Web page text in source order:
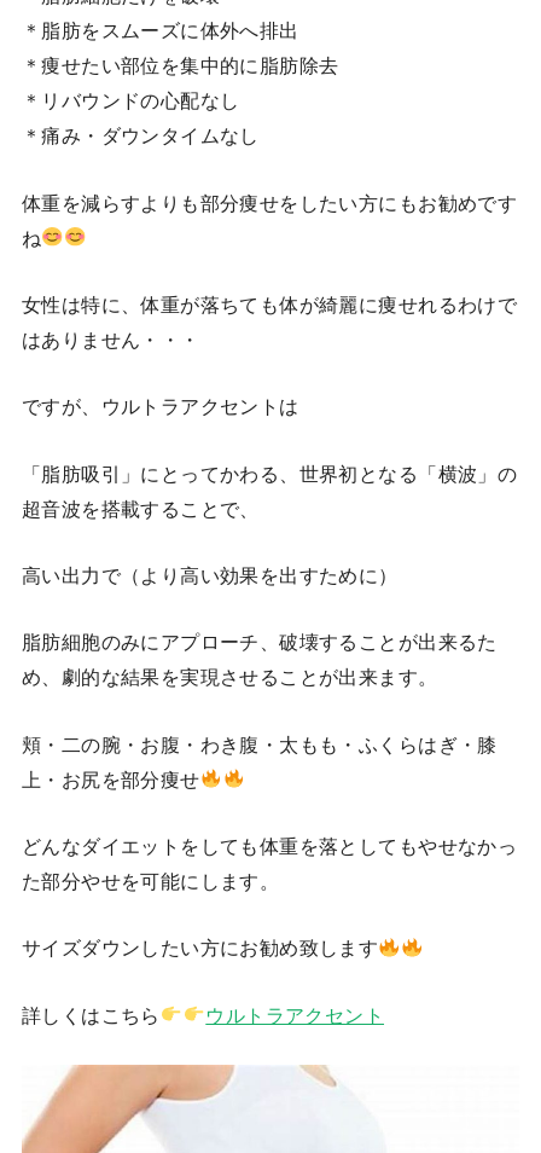
＊脂肪をスムーズに体外へ排出
＊痩せたい部位を集中的に脂肪除去
＊リバウンドの心配なし
＊痛み・ダウンタイムなし
体重を減らすよりも部分痩せをしたい方にもお勧めです
ね
女性は特に、体重が落ちても体が綺麗に痩せれるわけで
はありません・・・
ですが、ウルトラアクセントは
「脂肪吸引」にとってかわる、世界初となる「横波」の
超音波を搭載することで、
高い出力で（より高い効果を出すために）
脂肪細胞のみにアプローチ、破壊することが出来るた
め、劇的な結果を実現させることが出来ます。
頬・二の腕・お腹・わき腹・太もも・ふくらはぎ・膝
上・お尻を部分痩せ
どんなダイエットをしても体重を落としてもやせなかっ
た部分やせを可能にします。
サイズダウンしたい方にお勧め致します
詳しくはこちら ウルトラアクセント